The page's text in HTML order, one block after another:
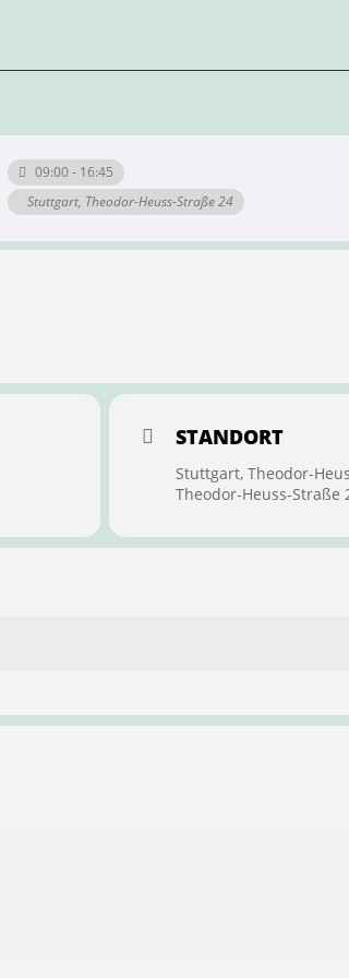
09:00 - 16:45
Stuttgart, Theodor-Heuss-Straße 24
STANDORT
Stuttgart, Theodor-
Theodor-Heuss-Straße